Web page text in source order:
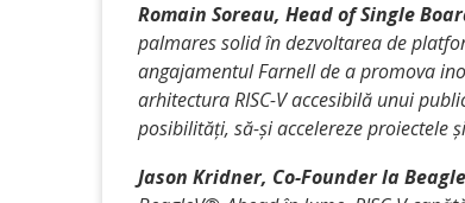
Romain Soreau, Head of Single
palmares solid în dezvoltarea de
angajamentul Farnell de a promova
arhitectura RISC-V accesibilă unui
posibilități, să-și accelereze proiectele
Jason Kridner, Co-Founder la